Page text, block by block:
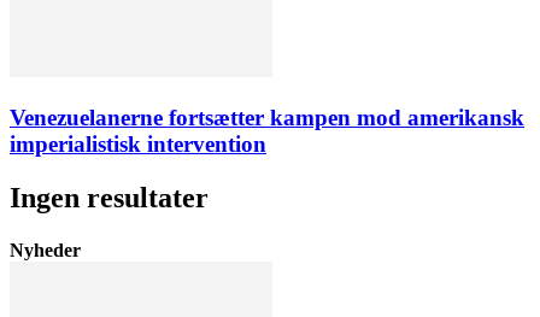
Venezuelanerne fortsætter kampen mod amerikansk
imperialistisk intervention
Ingen resultater
Nyheder